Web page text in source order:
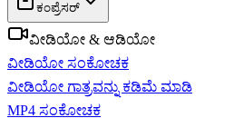
ಕಂಪ್ರೆಸರ್
ವೀಡಿಯೋ & ಆಡಿಯೋ
ವೀಡಿಯೋ ಸಂಕೋಚಕ
ವೀಡಿಯೋ ಗಾತ್ರವನ್ನು ಕಡಿಮೆ ಮಾಡಿ
MP4 ಸಂಕೋಚಕ